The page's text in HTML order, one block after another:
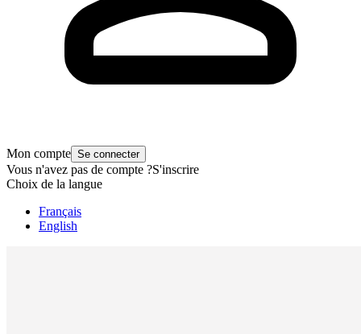
Mon compte Se connecter
Vous n'avez pas de compte ?S'inscrire
Choix de la langue
Français
English